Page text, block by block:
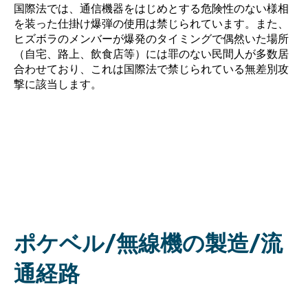
国際法では、通信機器をはじめとする危険性のない様相
を装った仕掛け爆弾の使用は禁じられています。また、
ヒズボラのメンバーが爆発のタイミングで偶然いた場所
（自宅、路上、飲食店等）には罪のない民間人が多数居
合わせており、これは国際法で禁じられている無差別攻
撃に該当します。
ポケベル/無線機の製造/流
通経路